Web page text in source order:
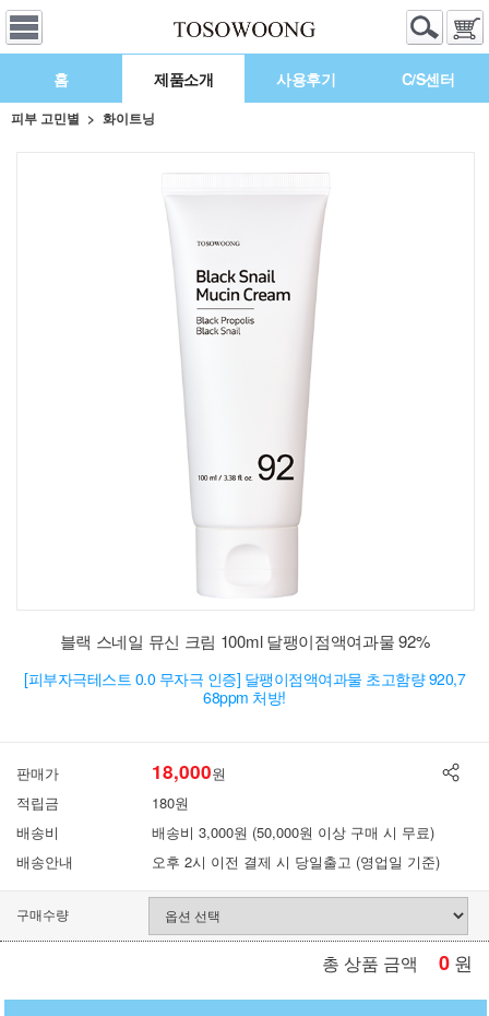
홈 제품소개 사용후기 C/S센터
피부 고민별 화이트닝
블랙 스네일 뮤신 크림 100ml 달팽이점액여과물 92%
[피부자극테스트 0.0 무자극 인증] 달팽이점액여과물 초고함량 920,7
68ppm 처방!
판매가 18,000원
적립금
180원
배송비
배송비 3,000원 (50,000원 이상 구매 시 무료)
배송안내
오후 2시 이전 결제 시 당일출고 (영업일 기준)
구매수량
총 상품 금액 0 원